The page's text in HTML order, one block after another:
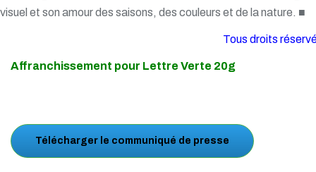
visuel et son amour des saisons, des couleurs et de la nature. ■
Tous droits
Affranchissement pour Lettre Verte 20g
Télécharger le communiqué de presse